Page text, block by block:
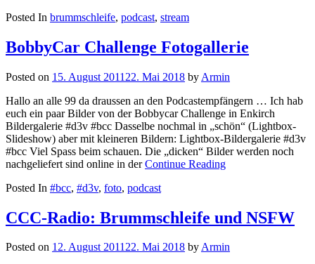
Posted In brummschleife, podcast, stream
BobbyCar Challenge Fotogallerie
Posted on 15. August 2011 22. Mai 2018 by Armin
Hallo an alle 99 da draussen an den Podcastempfängern … Ich hab
euch ein paar Bilder von der Bobbycar Challenge in Enkirch
Bildergalerie #d3v #bcc Dasselbe nochmal in „schön“ (Lightbox-
Slideshow) aber mit kleineren Bildern: Lightbox-Bildergalerie #d3v
#bcc Viel Spass beim schauen. Die „dicken“ Bilder werden noch
nachgeliefert sind online in derContinue Reading
Posted In #bcc, #d3v, foto, podcast
CCC-Radio: Brummschleife und NSFW
Posted on 12. August 201122. Mai 2018 byArmin